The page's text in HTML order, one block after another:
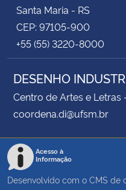
Santa Maria - RS
CEP: 97105-900
+55 (55) 3220-8000
DESENHO
Centro de Artes e Letras
coordena.di@ufsm.br
Acesso à
Informação
Desenvolvido com o CMS de